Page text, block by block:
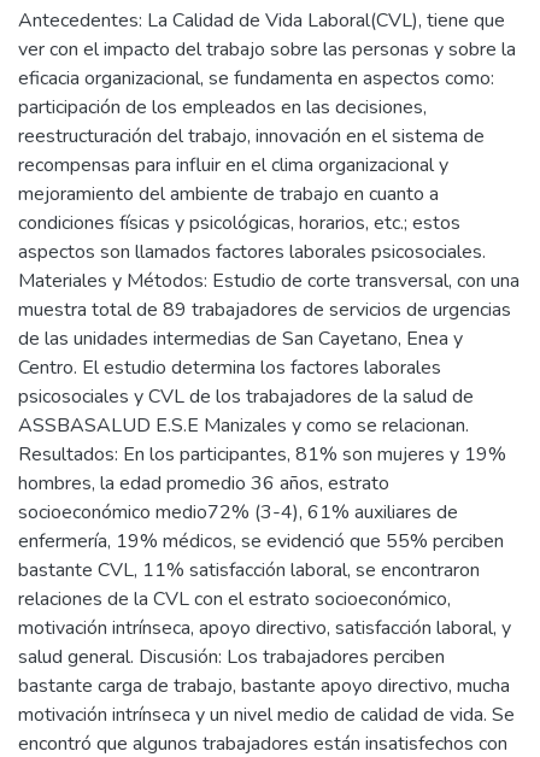
Antecedentes: La Calidad de Vida Laboral(CVL), tiene que
ver con el impacto del trabajo sobre las personas y sobre la
eficacia organizacional, se fundamenta en aspectos como:
participación de los empleados en las decisiones,
reestructuración del trabajo, innovación en el sistema de
recompensas para influir en el clima organizacional y
mejoramiento del ambiente de trabajo en cuanto a
condiciones físicas y psicológicas, horarios, etc.; estos
aspectos son llamados factores laborales psicosociales.
Materiales y Métodos: Estudio de corte transversal, con una
muestra total de 89 trabajadores de servicios de urgencias
de las unidades intermedias de San Cayetano, Enea y
Centro. El estudio determina los factores laborales
psicosociales y CVL de los trabajadores de la salud de
ASSBASALUD E.S.E Manizales y como se relacionan.
Resultados: En los participantes, 81% son mujeres y 19%
hombres, la edad promedio 36 años, estrato
socioeconómico medio72% (3-4), 61% auxiliares de
enfermería, 19% médicos, se evidenció que 55% perciben
bastante CVL, 11% satisfacción laboral, se encontraron
relaciones de la CVL con el estrato socioeconómico,
motivación intrínseca, apoyo directivo, satisfacción laboral, y
salud general. Discusión: Los trabajadores perciben
bastante carga de trabajo, bastante apoyo directivo, mucha
motivación intrínseca y un nivel medio de calidad de vida. Se
encontró que algunos trabajadores están insatisfechos con